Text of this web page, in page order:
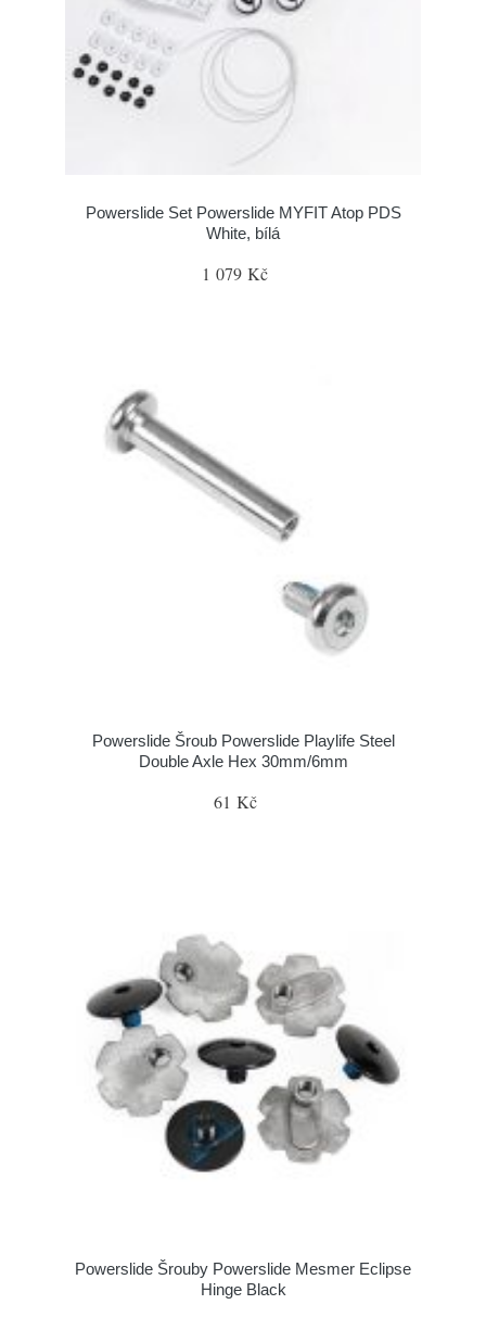
Powerslide Set Powerslide MYFIT Atop PDS
White, bílá
1 079 Kč
Powerslide Šroub Powerslide Playlife Steel
Double Axle Hex 30mm/6mm
61 Kč
Powerslide Šrouby Powerslide Mesmer Eclipse
Hinge Black